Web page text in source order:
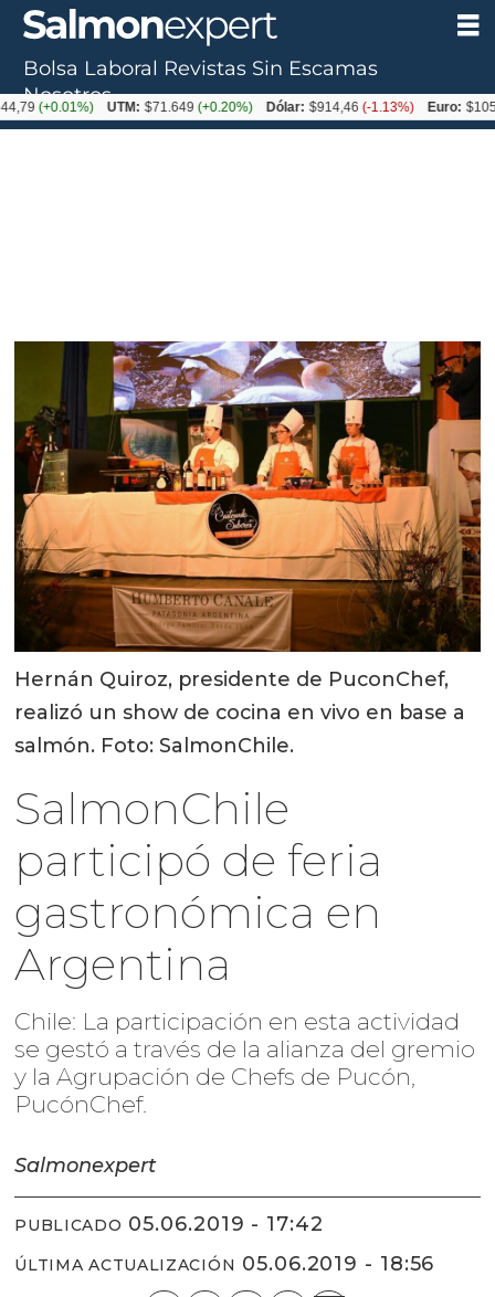
Hernán Quiroz, presidente de PuconChef,
realizó un show de cocina en vivo en base a
salmón. Foto: SalmonChile.
SalmonChile
participó de feria
gastronómica en
Argentina
Chile: La participación en esta actividad
se gestó a través de la alianza del gremio
y la Agrupación de Chefs de Pucón,
PucónChef.
Salmonexpert
PUBLICADO 05.06.2019 - 17:42
ÚLTIMA ACTUALIZACIÓN 05.06.2019 - 18:56
Bolsa Laboral Revistas Sin Escamas
Nosotros
UTM: $71.649(+0.20%) Dólar: $914,46(-1.13%) Euro: $1054,01 (-